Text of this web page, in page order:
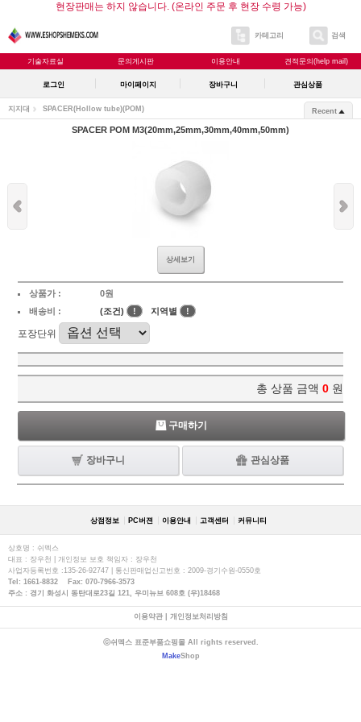
현장판매는 하지 않습니다. (온라인 주문 후 현장 수령 가능)
카테고리 검색
기술자료실 문의게시판 이용안내 견적문의(help mail)
로그인 마이페이지 장바구니 관심상품
지지대 SPACER(Hollow tube)(POM) Recent
SPACER POM M3(20mm,25mm,30mm,40mm,50mm)
상세보기
상품가 :
0원
배송비 :
(조건) ! 지역별 !
포장단위
총 상품 금액 0 원
구매하기
장바구니 관심상품
상점정보 PC버젼 이용안내 고객센터 커뮤니티
상호명 : 쉬멕스
대표 : 장우천 | 개인정보 보호 책임자 : 장우천
사업자등록번호 :135-26-92747 | 통신판매업신고번호 : 2009-경기수원-0550호
Tel: 1661-8832 Fax: 070-7966-3573
주소 : 경기 화성시 동탄대로23길 121, 우미뉴브 608호 (우)18468
이용약관| 개인정보처리방침
ⓒ쉬멕스 표준부품쇼핑몰 All rights reserved.
MakeShop